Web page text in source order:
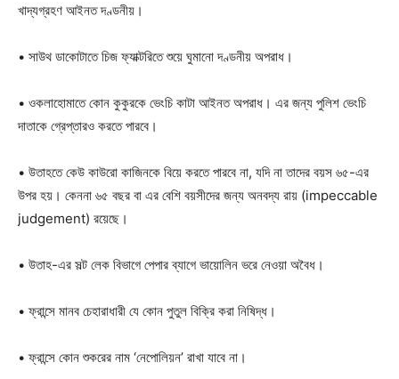
খাদ্যগ্রহণ আইনত দণ্ডনীয়।
• সাউথ ডাকোটাতে চিজ ফ্যাক্টরিতে শুয়ে ঘুমানো দণ্ডনীয় অপরাধ।
• ওকলাহোমাতে কোন কুকুরকে ভেংচি কাটা আইনত অপরাধ। এর জন্য পুলিশ ভেংচি
দাতাকে গ্রেপ্তারও করতে পারবে।
• উতাহতে কেউ কাউরো কাজিনকে বিয়ে করতে পারবে না, যদি না তাদের বয়স ৬৫-এর
উপর হয়। কেননা ৬৫ বছর বা এর বেশি বয়সীদের জন্য অনবদ্য রায় (impeccable
judgement) রয়েছে।
• উতাহ-এর সল্ট লেক বিভাগে পেপার ব্যাগে ভায়োলিন ভরে নেওয়া অবৈধ।
• ফ্রান্সে মানব চেহারাধারী যে কোন পুতুল বিক্রি করা নিষিদ্ধ।
• ফ্রান্সে কোন শুকরের নাম ‘নেপোলিয়ন’ রাখা যাবে না।